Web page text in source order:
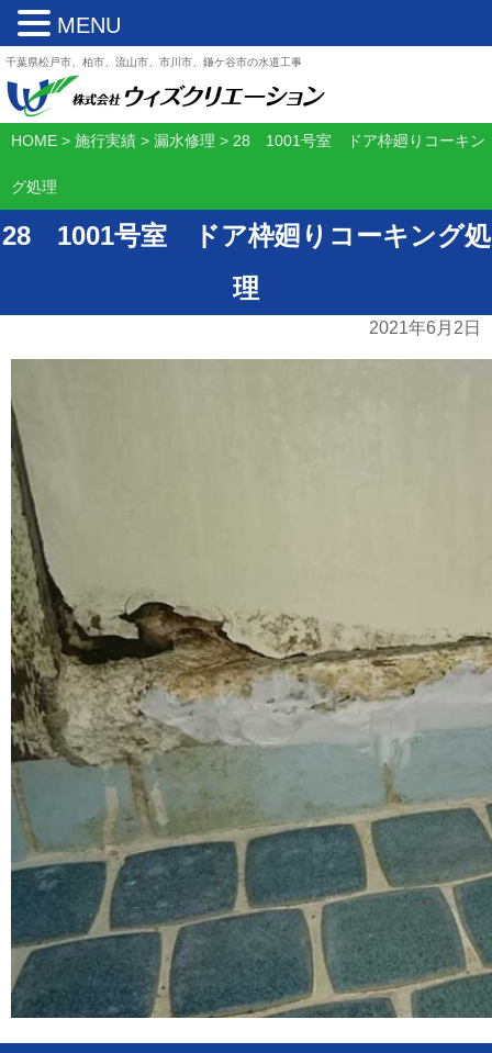
千葉県松戸市、柏市、流山市、市川市、鎌ケ谷市の水道工事
HOME > 施行実績 > 漏水修理 > 28 1001号室 ドア枠廻りコーキン
グ処理
28 1001号室 ドア枠廻りコーキング処
理
2021年6月2日
MENU